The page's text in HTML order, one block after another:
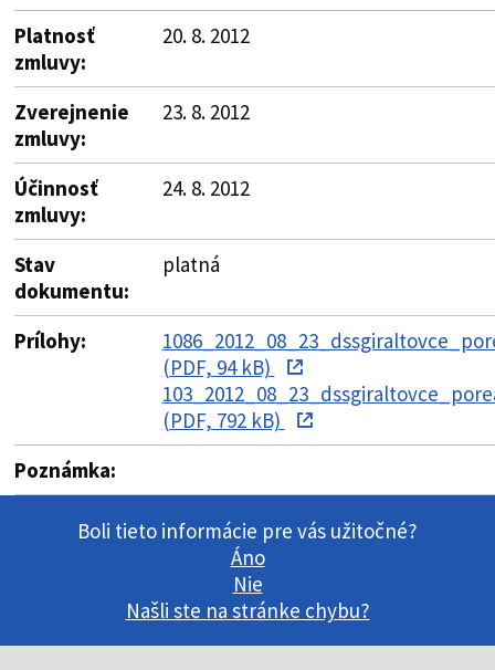
Platnosť
zmluvy:
20. 8. 2012
Zverejnenie
zmluvy:
23. 8. 2012
Účinnosť
zmluvy:
24. 8. 2012
Stav
dokumentu:
platná
Prílohy:
(PDF, 94 kB)
(PDF, 792 kB)
Poznámka:
Boli tieto informácie pre vás užitočné?
Áno
Nie
Našli ste na stránke chybu?